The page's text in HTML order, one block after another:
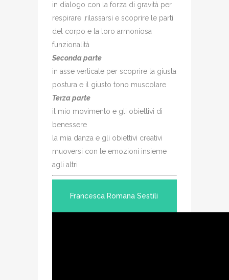
in dialogo con la forza di gravità per
respirare ,rilassarsi e scoprire le parti
del corpo e la loro armoniosa
funzionalità
Seconda parte
in asse verticale per scoprire la giusta
postura e il giusto tono muscolare
Terza parte
il mio movimento e gli obiettivi di
benessere
la mia danza e gli obiettivi creativi
muoversi con le emozioni insieme
agli altri
Francesca Romana Sestili